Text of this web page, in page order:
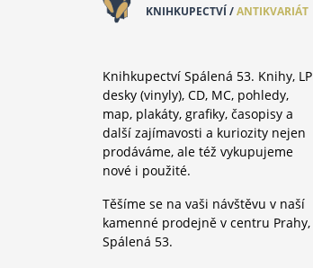
KNIHKUPECTVÍ /ANTIKVARIÁT
Knihkupectví Spálená 53. Knihy, LP
desky (vinyly), CD, MC, pohledy,
map, plakáty, grafiky, časopisy a
další zajímavosti a kuriozity nejen
prodáváme, ale též vykupujeme
nové i použité.
Těšíme se na vaši návštěvu v naší
kamenné prodejně v centru Prahy,
Spálená 53.